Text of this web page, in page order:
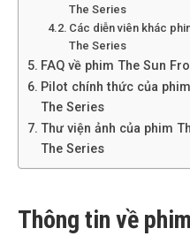
The Series
Các diễn viên khác
The Series
FAQ về phim The Sun
Pilot chính thức của
The Series
Thư viện ảnh của phim
The Series
Thông tin về